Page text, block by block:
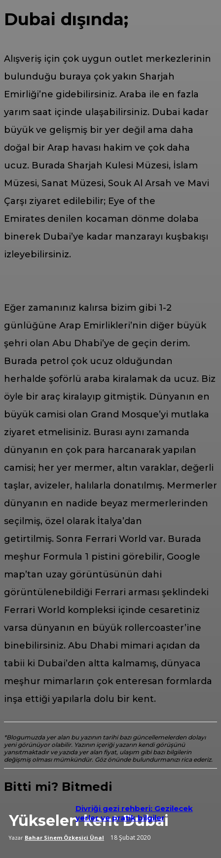
Yükselen kent Dubai
Yazar Bahar Sinem Özkesici Ünal 18 Şubat 2020
Dubai dışında;
Alışveriş için çok uygun outlet merkezlerinin
bulunduğu buraya çok yakın Sharjah
Emirliği’ne gidebilirsiniz. Araba ile en fazla
yarım saat içinde ulaşabilirsiniz. Dubai kadar
büyük ve gelişmiş bir yer değil ama daha
doğal bir Arap havası hakim ve çok daha
ucuz. Burada Sharjah Kulesi Müzesi, İslam
Müzesi, Sanat Müzesi, Souk Al Arsah ve Mavi
Çarşı ziyaret edilebilir; Eye of the
Emirates denilen kocaman dönme dolaba
binerek Dubai’ye kadar manzarayı kuşbakışı
izleyebilirsiniz.
Eğer zamanınız kalırsa bizim gibi 1-2
günlüğüne Arap Emirlikleri’nin diğer büyük
şehri olan Abu Dhabi’ye de geçin derim.
Burada petrol çok ucuz olduğundan
herhalde şoförlü araba kiralamak da ucuz. Biz
öyle bir araç kiralayıp gitmiştik. Dünyanın en
büyük camisi olan Grand Mosque’yi mutlaka
ziyaret etmelisiniz. Burası aynı zamanda
dünyanın en çok para harcanarak yapılan
camisi; her yer mermer, altın varaklar, değerli
taşlar, avizeler, halılarla donatılmış. Mermerler
dünyanın en nadide beyaz mermerlerinden
seçilmiş, özel olarak İtalya’dan
getirtilmiş. Sonra Ferrari World var. Burada
meşhur Formula 1 pistini görebilir, Google
map’tan uzay görüntüsünün dahi
görüntülenebildiği Ferrari arması şeklindeki
Ferrari World kompleksi içinde cesaretiniz
varsa dünyanın en büyük rollercoaster’ine
binebilirsiniz. Abu Dhabi mimari açıdan da
tabii ki Dubai’den altta kalmamış, dünyaca
meşhur mimarların çok enteresan formlarda
inşa ettiği yapılarla dolu bir kent.
*Blogumuzda yer alan bu yazının tarihi bazı güncellemelerden dolayı
yeni görünüyor olabilir. Yazının içeriği yazarın kendi görüşünü
yansıtmaktadır ve yazıda yer alan fiyat, ulaşım gibi bazı bilgilerin
değişmiş olması mümkündür. Göz önünde bulundurmanızı rica ederiz.
Bitti mi? Bitmedi
Divriği gezi rehberi: Gezilecek
yerler ve pratik bilgiler